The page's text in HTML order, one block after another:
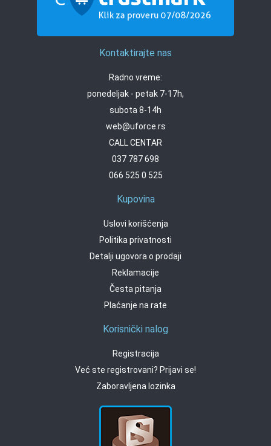
Kontaktirajte nas
Radno vreme:
ponedeljak - petak 7-17h,
subota 8-14h
web@uforce.rs
CALL CENTAR
037 787 698
066 525 0 525
Kupovina
Uslovi korišćenja
Politika privatnosti
Detalji ugovora o prodaji
Reklamacije
Česta pitanja
Plaćanje na rate
Korisnički nalog
Registracija
Već ste registrovani? Prijavi se!
Zaboravljena lozinka